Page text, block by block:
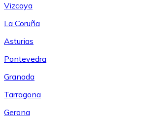
Vizcaya
La Coruña
Asturias
Pontevedra
Granada
Tarragona
Gerona